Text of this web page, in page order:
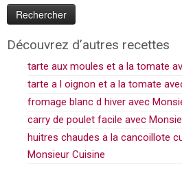
Découvrez d’autres recettes
tarte aux moules et a la tomate
tarte a l oignon et a la tomate
fromage blanc d hiver avec
carry de poulet facile avec
huitres chaudes a la cancoillote
Monsieur Cuisine